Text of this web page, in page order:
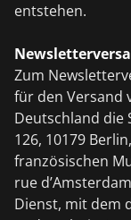
entstehen.
Zum
für den Versand
Deutschland die
126, 10179
französischen
rue
Dienst, mit dem